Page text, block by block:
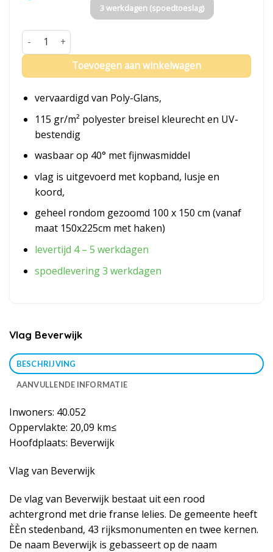
3 werkdagen (spoedtoeslag)
Vlag Beverwijk aantal
Toevoegen aan winkelwagen
vervaardigd van Poly-Glans,
115 gr/m² polyester breisel kleurecht en UV-
bestendig
wasbaar op 40° met fijnwasmiddel
vlag is uitgevoerd met kopband, lusje en
koord,
geheel rondom gezoomd 100 x 150 cm (vanaf
maat 150x225cm met haken)
levertijd 4 – 5 werkdagen
spoedlevering 3 werkdagen
Vlag Beverwijk
BESCHRIJVING
AANVULLENDE INFORMATIE
Inwoners: 40.052
Oppervlakte: 20,09 km≤
Hoofdplaats: Beverwijk
Vlag van Beverwijk
De vlag van Beverwijk bestaat uit een rood
achtergrond met drie franse lelies. De gemeente heeft
ÈÈn stedenband, 43 rijksmonumenten en twee kernen.
De naam Beverwijk is gebasseert op de naam